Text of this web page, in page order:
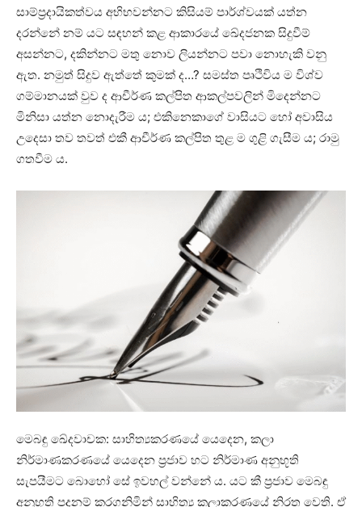
සාම්ප්‍රදායිකත්වය අභිභවන්නට කිසියම් පාර්ශ්වයක් යත්න
දරන්නේ නම් යට සඳහන් කළ ආකාරයේ ඛේදජනක සිදුවීම්
අසන්නට, දකින්නට මතු නොව ලියන්නට පවා නොහැකි වනු
ඇත. නමුත් සිදුව ඇත්තේ කුමක් ද…? සමස්ත පෘථිවිය ම විශ්ව
ගම්මානයක් වුව ද ආචීර්ණ කල්පිත ආකල්පවලින් මිදෙන්නට
මිනිසා යත්න නොදැරීම ය; එකිනෙකාගේ වාසියට හෝ අවාසිය
උදෙසා තව තවත් එකී ආචීර්ණ කල්පිත තුළ ම ගුළි ගැසීම ය; රාමු
ගතවීම ය.
මෙබඳු ඛේදවාචක: සාහිත්‍යකරණයේ යෙදෙන, කලා
නිර්මාණකරණයේ යෙදෙන ප්‍රජාව හට නිර්මාණ අනුභූති
සැපයීමට බොහෝ සේ ඉවහල් වන්නේ ය. යට කී ප්‍රජාව මෙබඳු
අනුභූති පදනම් කරගනිමින් සාහිත්‍ය කලාකරණයේ නිරත වෙති. ඒ